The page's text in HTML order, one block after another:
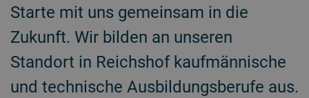
Starte mit uns gemeinsam in die
Zukunft. Wir bilden an unseren
Standort in Reichshof kaufmännische
und technische Ausbildungsberufe aus.